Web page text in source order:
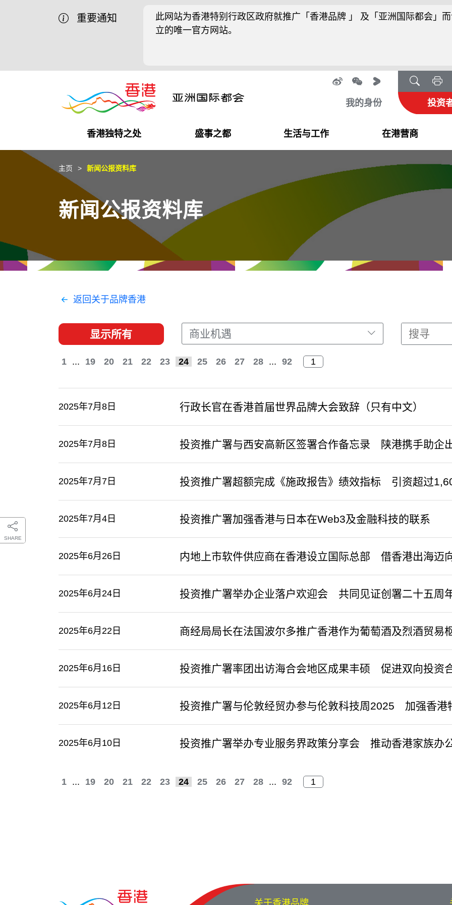
重要通知
此网站为香港特别行政区政府就推广「香港品牌 」 及「亚洲国际都会」
立的唯一官方网站。
我的身份 投资
香港独特之处
商业机遇
独特优势
盛事之都
盛事之都
最新活动精选
生活与工作
在港工作
都会生活
在港营商
在港创业
初创企业
推广香港@中国内地
推广香港@中东
推广香港@粤港澳大湾区
最新资讯
媒体资讯
SHARE
主页 新闻公报资料库
新闻公报资料库
返回关于品牌香港
显示所有 商业机遇
1 ... 19 20 21 22 23 24 25 26 27 28 ... 92
2025年7月8日 行政长官在香港首届世界品牌大会致辞（只有中文）
2025年7月8日 投资推广署与西安高新区签署合作备忘录 陕港携手助企
2025年7月7日 投资推广署超额完成《施政报告》绩效指标 引资超过
2025年7月4日 投资推广署加强香港与日本在Web3及金融科技的联系
2025年6月26日 内地上市软件供应商在香港设立国际总部 借香港出海迈
2025年6月24日 投资推广署举办企业落户欢迎会 共同见证创署二十五周
2025年6月22日 商经局局长在法国波尔多推广香港作为葡萄酒及烈酒贸易
2025年6月16日 投资推广署率团出访海合会地区成果丰硕 促进双向投资
2025年6月12日 投资推广署与伦敦经贸办参与伦敦科技周2025 加强香港
2025年6月10日 投资推广署举办专业服务界政策分享会 推动香港家族办
1 ... 19 20 21 22 23 24 25 26 27 28 ... 92